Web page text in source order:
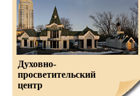
Духовно-
просветительский
центр